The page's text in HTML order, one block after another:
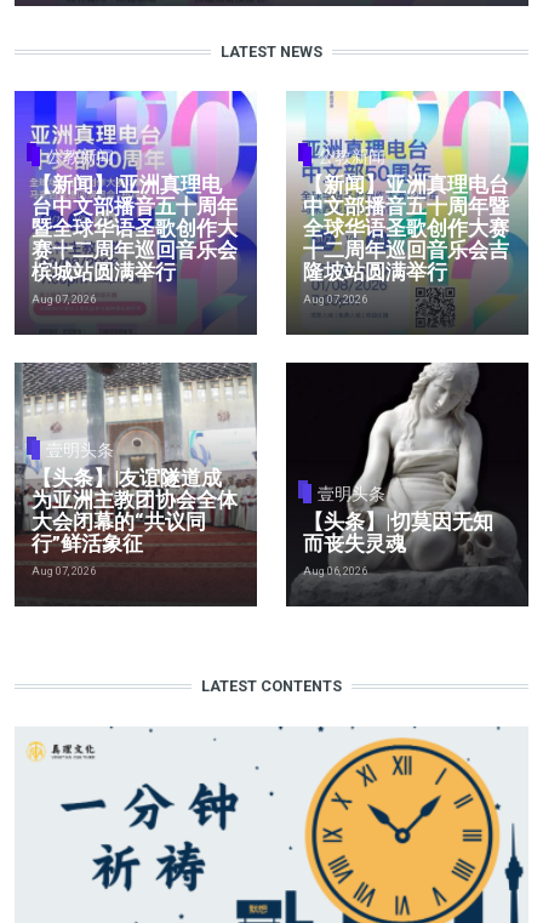
LATEST NEWS
公教新闻
【新闻】|亚洲真理电
台中文部播音五十周年
暨全球华语圣歌创作大
赛十二周年巡回音乐会
槟城站圆满举行
Aug 07, 2026
公教新闻
【新闻】亚洲真理电台
中文部播音五十周年暨
全球华语圣歌创作大赛
十二周年巡回音乐会吉
隆坡站圆满举行
Aug 07, 2026
壹明头条
【头条】|友谊隧道成
为亚洲主教团协会全体
大会闭幕的“共议同
行”鲜活象征
Aug 07, 2026
壹明头条
【头条】|切莫因无知
而丧失灵魂
Aug 06, 2026
LATEST CONTENTS